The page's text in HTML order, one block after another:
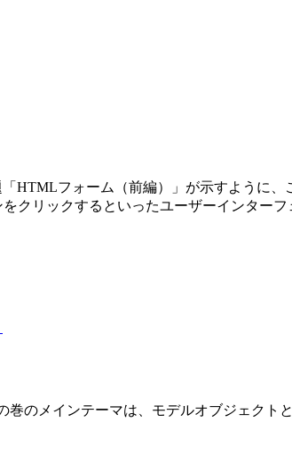
HTMLフォーム（前編）」が示すように
クリックするといったユーザーインターフ
巻のメインテーマは、モデルオブジェクト